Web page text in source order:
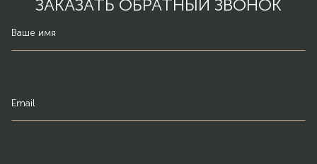
ЗАКАЗАТЬ ОБРАТНЫЙ ЗВОНОК
Ваше имя
Email